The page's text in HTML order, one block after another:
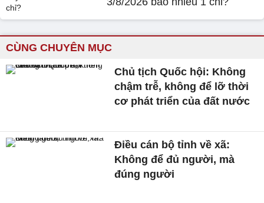
CÙNG CHUYÊN MỤC
Chủ tịch Quốc hội: Không
chậm trễ, không để lỡ thời
cơ phát triển của đất nước
Điều cán bộ tỉnh về xã:
Không để đủ người, mà
đúng người